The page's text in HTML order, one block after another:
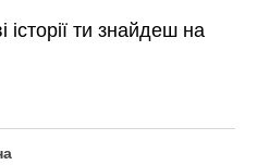
історії ти знайдеш на